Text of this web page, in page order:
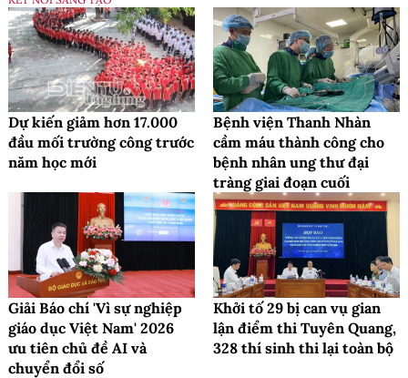
Dự kiến giảm hơn 17.000
đầu mối trường công trước
năm học mới
Bệnh viện Thanh Nhàn
cầm máu thành công cho
bệnh nhân ung thư đại
tràng giai đoạn cuối
Giải Báo chí 'Vì sự nghiệp
giáo dục Việt Nam' 2026
ưu tiên chủ đề AI và
chuyển đổi số
Khởi tố 29 bị can vụ gian
lận điểm thi Tuyên Quang,
328 thí sinh thi lại toàn bộ